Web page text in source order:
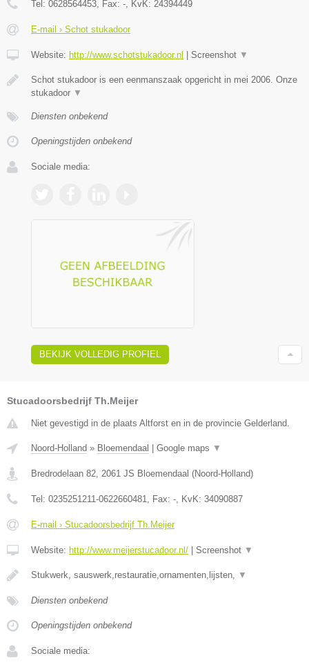
Tel: 0628564453 , Fax: - , KvK: 24394449
E-mail › Schot stukadoor
Website: http://www.schotstukadoor.nl | Screenshot ▼
Schot stukadoor is een eenmanszaak opgericht in mei 2006. Onze
stukadoor ▼
Diensten onbekend
Openingstijden onbekend
Sociale media:
BEKIJK VOLLEDIG PROFIEL
Stucadoorsbedrijf Th.Meijer
Niet gevestigd in de plaats Altforst en in de provincie Gelderland.
Noord-Holland » Bloemendaal Google maps ▼
Bredrodelaan 82, 2061 JS Bloemendaal (Noord-Holland)
Tel: 0235251211-0622660481, Fax: -, KvK: 34090887
E-mail › Stucadoorsbedrijf Th.Meijer
Website: http://www.meijerstucadoor.nl/ Screenshot ▼
Stukwerk, sauswerk,restauratie,ornamenten,lijsten, ▼
Diensten onbekend
Openingstijden onbekend
Sociale media: